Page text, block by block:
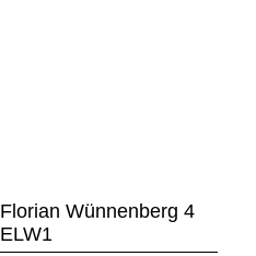
Florian Wünnenberg 4
ELW1